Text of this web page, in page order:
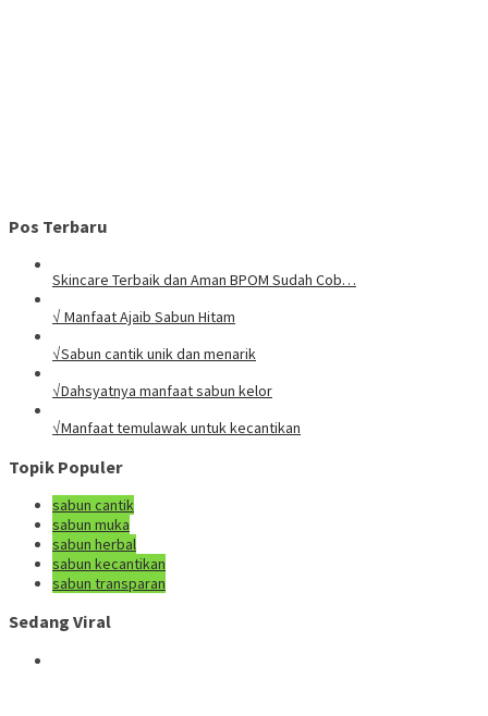
Pos Terbaru
Skincare Terbaik dan Aman BPOM Sudah Cob…
√ Manfaat Ajaib Sabun Hitam
√Sabun cantik unik dan menarik
√Dahsyatnya manfaat sabun kelor
√Manfaat temulawak untuk kecantikan
Topik Populer
sabun cantik
sabun muka
sabun herbal
sabun kecantikan
sabun transparan
Sedang Viral